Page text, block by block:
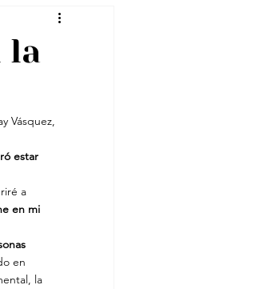
la
Vásquez,
estar
a
en mi
en
la